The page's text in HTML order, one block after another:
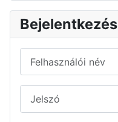
Bejelentkezés
Felhasználói név